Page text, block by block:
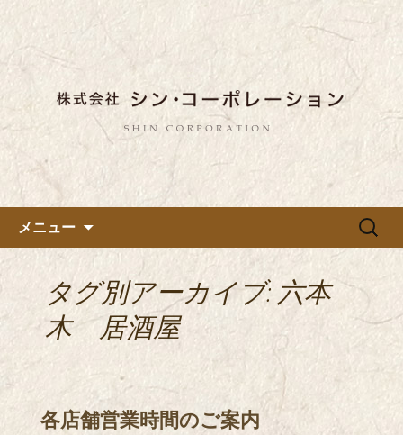
都内に5店舗展開している蕎麦
のお店「真希（しんき）」を運
営する「株式会社シン・コーポ
レーション」のブログ
東京都内に5店舗ある美味しい蕎麦のお
店「真希（しんき）」と運営の「株式
会社シン・コーポレーション」の新着
情報はこちら。店舗によって24時間営
業、宴会なども承っております。季節
のメニューも豊富にご用意。
メニュー
検
タグ別アーカイブ: 六本
木 居酒屋
各店舗営業時間のご案内